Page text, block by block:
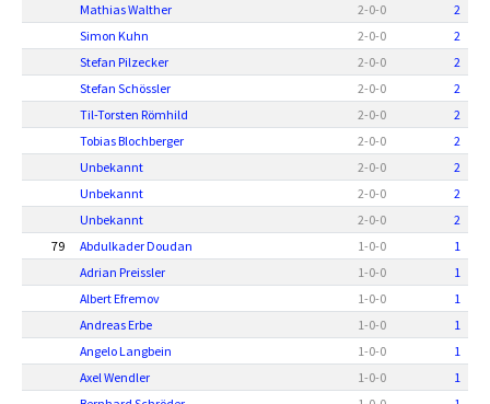
Mathias Walther
2-0-0
2
Simon Kuhn
2-0-0
2
Stefan Pilzecker
2-0-0
2
Stefan Schössler
2-0-0
2
Til-Torsten Römhild
2-0-0
2
Tobias Blochberger
2-0-0
2
Unbekannt
2-0-0
2
Unbekannt
2-0-0
2
Unbekannt
2-0-0
2
79
Abdulkader Doudan 1-0-0
1
Adrian Preissler
1-0-0
1
Albert Efremov
1-0-0
1
Andreas Erbe
1-0-0
1
Angelo Langbein
1-0-0
1
Axel Wendler
1-0-0
1